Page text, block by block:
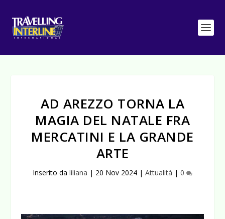
AD AREZZO TORNA LA
MAGIA DEL NATALE FRA
MERCATINI E LA GRANDE
ARTE
Inserito da liliana | 20 Nov 2024 | Attualità | 0